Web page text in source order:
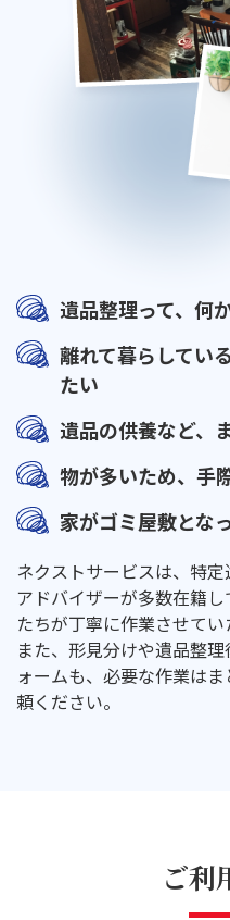
遺品整理って、何
離れて暮らしてい
たい
遺品の供養など、
物が多いため、手
家がゴミ屋敷とな
ネクストサービスは、特
アドバイザーが多数在籍
たちが丁寧に作業させてい
また、形見分けや遺品整
ォームも、必要な作業は
頼ください。
ご利